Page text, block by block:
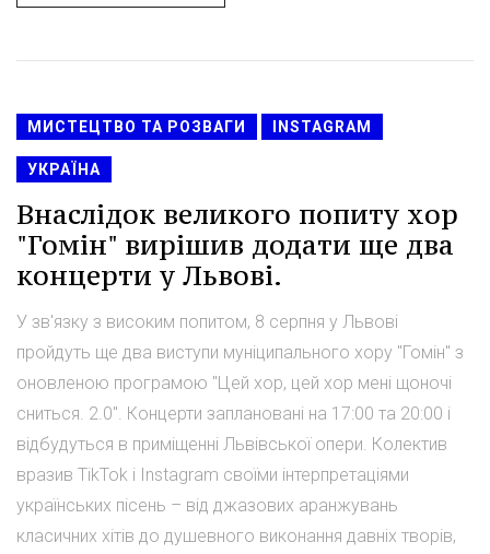
МИСТЕЦТВО ТА РОЗВАГИ INSTAGRAM
УКРАЇНА
Внаслідок великого попиту хор
"Гомін" вирішив додати ще два
концерти у Львові.
У зв'язку з високим попитом, 8 серпня у Львові
пройдуть ще два виступи муніципального хору "Гомін" з
оновленою програмою "Цей хор, цей хор мені щоночі
сниться. 2.0". Концерти заплановані на 17:00 та 20:00 і
відбудуться в приміщенні Львівської опери. Колектив
вразив TikTok і Instagram своїми інтерпретаціями
українських пісень – від джазових аранжувань
класичних хітів до душевного виконання давніх творів,